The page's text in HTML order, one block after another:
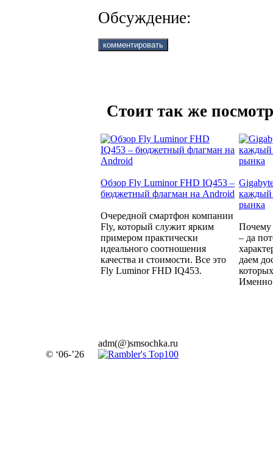
Обсуждение:
Стоит так же
Обзор Fly Luminor FHD IQ453 –
бюджетный флагман на Android
Очередной смартфон компании
Fly, который служит ярким
примером практически
идеального соотношения
качества и стоимости. Все это
Fly Luminor FHD IQ453.
каждый
рынка
Почему
– да
даем
Именно
© ‘06-’26
adm(@)smsochka.ru